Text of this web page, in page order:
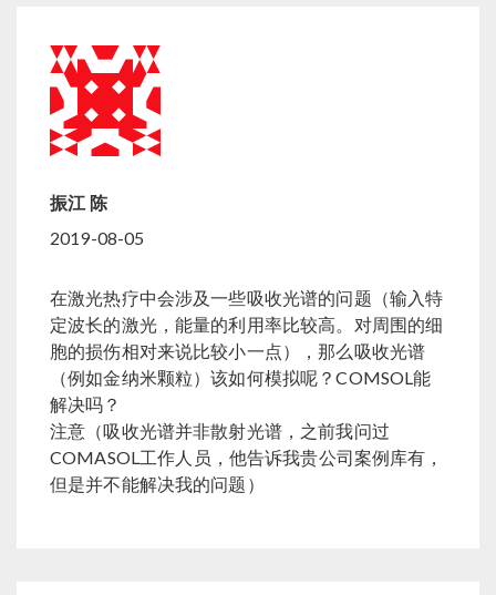
振江 陈
2019-08-05
在激光热疗中会涉及一些吸收光谱的问题（输入特
定波长的激光，能量的利用率比较高。对周围的细
胞的损伤相对来说比较小一点），那么吸收光谱
（例如金纳米颗粒）该如何模拟呢？COMSOL能
解决吗？
注意（吸收光谱并非散射光谱，之前我问过
COMASOL工作人员，他告诉我贵公司案例库有，
但是并不能解决我的问题）